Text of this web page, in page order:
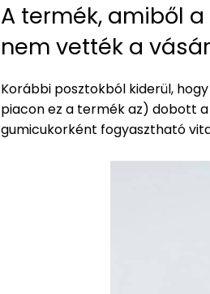
A termék, amiből
nem vették a
Korábbi posztokból kiderül,
piacon ez a termék az) dobott
gumicukorként fogyasztható